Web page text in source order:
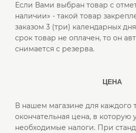
Если Вами выбран товар с
наличии» - такой товар
заказом 3 (три) календарных
срок товар не оплачен, то он
снимается с резерва.
ЦЕНА
В нашем магазине для каждого
окончательная цена, в
необходимые налоги. При